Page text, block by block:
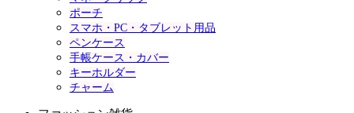
ポーチ
スマホ・PC・タブレット用品
ペンケース
手帳ケース・カバー
キーホルダー
チャーム